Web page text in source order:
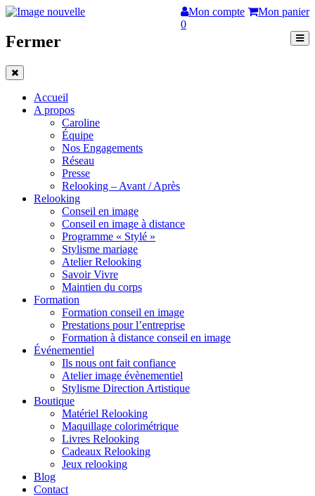
Mon compte
Mon panier
0
Fermer
Accueil
A propos
Caroline
Équipe
Nos Engagements
Réseau
Presse
Relooking – Avant / Après
Relooking
Conseil en image
Conseil en image à distance
Programme « Stylé »
Stylisme mariage
Atelier Relooking
Savoir Vivre
Maintien du corps
Formation
Formation conseil en image
Prestations pour l’entreprise
Formation à distance conseil en image
Événementiel
Ils nous ont fait confiance
Atelier image évènementiel
Stylisme Direction Artistique
Boutique
Matériel Relooking
Maquillage colorimétrique
Livres Relooking
Cadeaux Relooking
Jeux relooking
Blog
Contact